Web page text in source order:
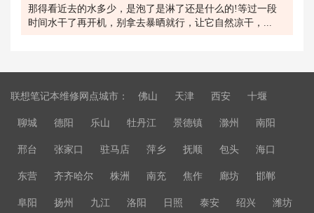
那得看近去的水多少，是泡了是淋了还是什么的!等过一段
时间水干了再开机，别拿去暴晒就行，让它自然凉干，...
联想笔记本维修网点城市： 佛山 天津 西安 十堰
聊城 德阳 乐山 牡丹江 景德镇 滁州 南阳
邢台 张家口 驻马店 萍乡 抚顺 包头 海口
东营 齐齐哈尔 株洲 南充 焦作 廊坊 邯郸
阜阳 扬州 九江 洛阳 日照 泰安 绍兴 潍坊